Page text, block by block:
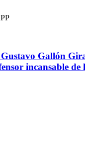
Gustavo Gallón
incansable de